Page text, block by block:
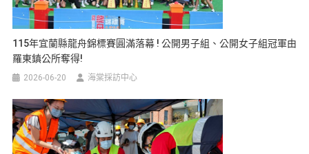
115年宜蘭縣龍舟錦標賽圓滿落幕 ! 公開男子組、公開女子組冠軍由
羅東鎮公所奪得!
2026-06-20 海棠採訪中心